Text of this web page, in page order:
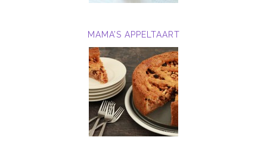
MAMA’S APPELTAART